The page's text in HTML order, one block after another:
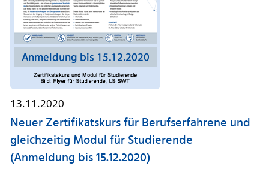
13.11.2020
Neuer Zertifikatskurs für Berufserfahrene und
gleichzeitig Modul für Studierende
(Anmeldung bis 15.12.2020)